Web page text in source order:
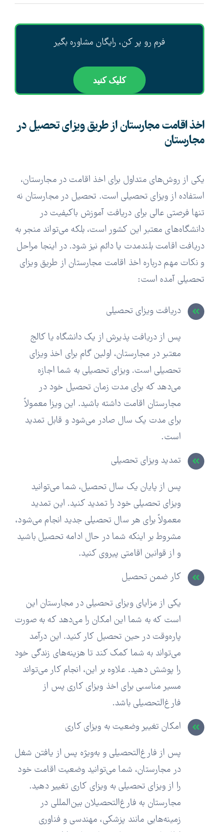
فرم رو پر کن، رایگان مشاوره بگیر
کلیک کنید
اخذ اقامت مجارستان از طریق ویزای تحصیل در
مجارستان
یکی از روش‌های متداول برای اخذ اقامت در مجارستان،
استفاده از ویزای تحصیلی است. تحصیل در مجارستان نه
تنها فرصتی عالی برای دریافت آموزش باکیفیت در
دانشگاه‌های معتبر این کشور است، بلکه می‌تواند منجر به
دریافت اقامت بلندمدت یا دائم نیز شود. در اینجا مراحل
و نکات مهم درباره اخذ اقامت مجارستان از طریق ویزای
تحصیلی آمده است:
دریافت ویزای تحصیلی
پس از دریافت پذیرش از یک دانشگاه یا کالج
معتبر در مجارستان، اولین گام برای اخذ ویزای
تحصیلی است. ویزای تحصیلی به شما اجازه
می‌دهد که برای مدت زمان تحصیل خود در
مجارستان اقامت داشته باشید. این ویزا معمولاً
برای مدت یک سال صادر می‌شود و قابل تمدید
است.
تمدید ویزای تحصیلی
پس از پایان یک سال تحصیل، شما می‌توانید
ویزای تحصیلی خود را تمدید کنید. این تمدید
معمولاً برای هر سال تحصیلی جدید انجام می‌شود،
مشروط بر اینکه شما در حال ادامه تحصیل باشید
و از قوانین اقامتی پیروی کنید.
کار ضمن تحصیل
یکی از مزایای ویزای تحصیلی در مجارستان این
است که به شما این امکان را می‌دهد که به صورت
پاره‌وقت در حین تحصیل کار کنید. این درآمد
می‌تواند به شما کمک کند تا هزینه‌های زندگی خود
را پوشش دهید. علاوه بر این، انجام کار می‌تواند
مسیر مناسبی برای اخذ ویزای کاری پس از
فارغ‌التحصیلی باشد.
امکان تغییر وضعیت به ویزای کاری
پس از فارغ‌التحصیلی و به‌ویژه پس از یافتن شغل
در مجارستان، شما می‌توانید وضعیت اقامت خود
را از ویزای تحصیلی به ویزای کاری تغییر دهید.
مجارستان به فارغ‌التحصیلان بین‌المللی در
زمینه‌هایی مانند پزشکی، مهندسی و فناوری